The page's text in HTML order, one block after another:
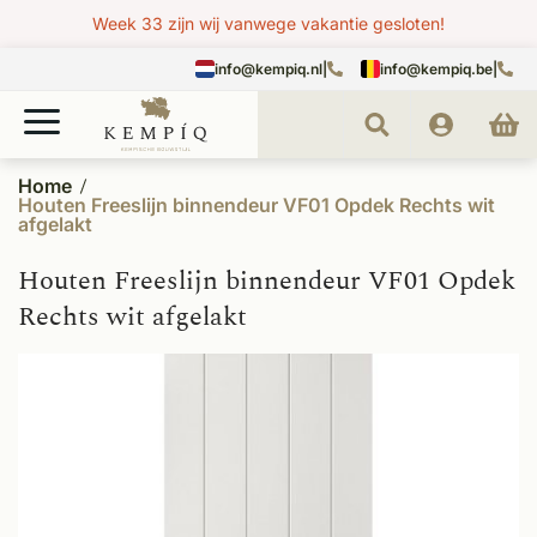
Week 33 zijn wij vanwege vakantie gesloten!
info@kempiq.nl info@kempiq.be
Home
Houten Freeslijn binnendeur VF01 Opdek Rechts wit
afgelakt
Houten Freeslijn binnendeur VF01 Opdek
Rechts wit afgelakt